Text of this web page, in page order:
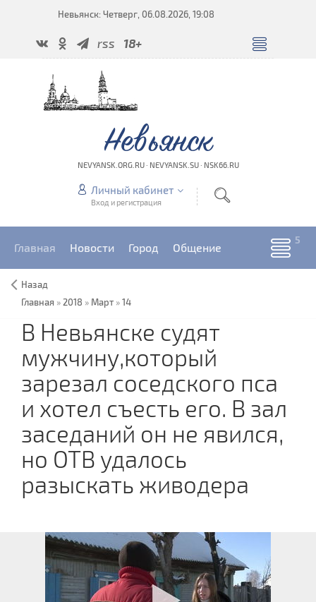
Невьянск: Четверг, 06.08.2026, 19:08
rss 18+
Невьянск
NEVYANSK.ORG.RU · NEVYANSK.SU · NSK66.RU
Личный кабинет
Вход и регистрация
Главная Новости Город Общение
Назад
Главная » 2018 » Март »14
В Невьянске судят
мужчину,который
зарезал соседского пса
и хотел съесть его. В зал
заседаний он не явился,
но ОТВ удалось
разыскать живодера